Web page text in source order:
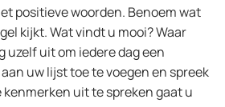
positieve woorden. Benoem wat
kijkt. Wat vindt u mooi? Waar
uzelf uit om iedere dag een
uw lijst toe te voegen en spreek
kenmerken uit te spreken gaat u